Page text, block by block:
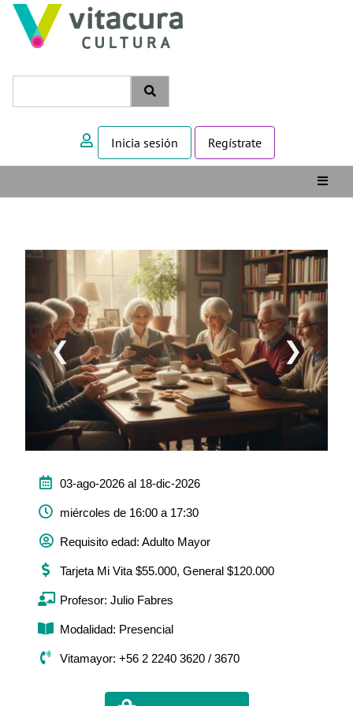
Inicia sesión Regístrate
❮ ❯
03-ago-2026 al 18-dic-2026
miércoles de 16:00 a 17:30
Requisito edad: Adulto Mayor
Tarjeta Mi Vita $55.000, General $120.000
Profesor: Julio Fabres
Modalidad: Presencial
Vitamayor: +56 2 2240 3620 / 3670